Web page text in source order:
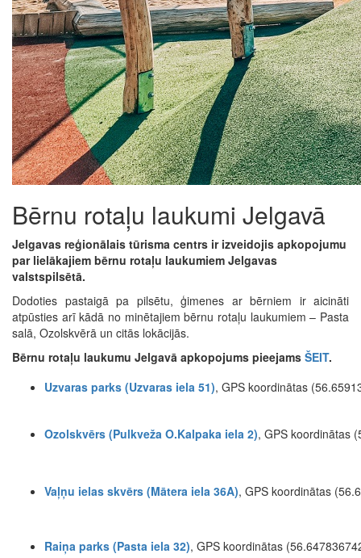
Bērnu rotaļu laukumi Jelgavā
Jelgavas reģionālais tūrisma centrs ir izveidojis apkopojumu
par lielākajiem bērnu rotaļu laukumiem Jelgavas
valstspilsētā.
Dodoties pastaigā pa pilsētu, ģimenes ar bērniem ir aicināti
atpūsties arī kādā no minētajiem bērnu rotaļu laukumiem – Pasta
salā, Ozolskvērā un citās lokācijās.
Bērnu rotaļu laukumu Jelgavā apkopojums pieejams ŠEIT.
Uzvaras parks (Uzvaras iela 51), GPS koordinātas
Ozolskvērs (Pulkveža O.Kalpaka iela 2), GPS koordinātas
Vaļņu ielas skvērs (Mātera iela 36A), GPS koordinātas
Raiņa parks (Pasta iela 32), GPS koordinātas